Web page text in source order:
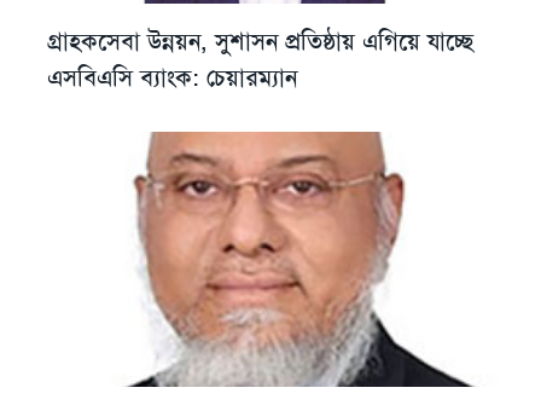
গ্রাহকসেবা উন্নয়ন, সুশাসন প্রতিষ্ঠায় এগিয়ে যাচ্ছে
এসবিএসি ব্যাংক: চেয়ারম্যান